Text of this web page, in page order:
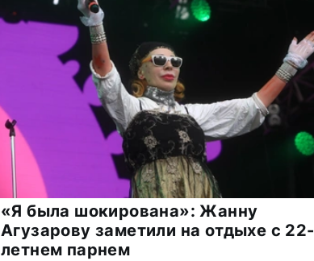
«Я была шокирована»: Жанну
Агузарову заметили на отдыхе с 22-
летнем парнем